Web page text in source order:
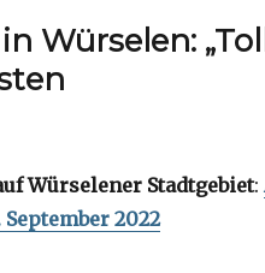
Würselen:
Würselener Stadtgebiet:
2022